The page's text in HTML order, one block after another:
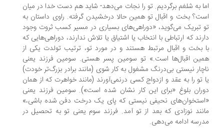
به شلغم برگردیم. تو را نجات می‌دهد- شاید هم دست خدا در میان
بخت و اقبال تو همین حالا درخشیدن گرفته. راوی داستان به
تبریک می‌گوید، «دوراهی‌های بسیاری در مسیر کسب ثروت وجود
که ارتباطی با انتخاب یا اشتیاق یا تلاش ندارند، دوراهی‌هایی که
بخت و اقبال مرتبط هستند و در مورد تو، ترتیب تولدت یکی از
اقبال‌ها است.» تو سومین پسر هستی. سومین فرزند یعنی
نیستی بی‌درنگ مشغول به کار شوی (مانند برادر بزرگ‌تر خودت)
تو را به عقد و ازدواج کسی درنمی‌آورند (مانند خواهرت که از همان
بلوغ «برای این کار نشان شده است»). سومین فرزند یعنی
نحیفی نیستی که پای یک درخت دفن شده باشی،»
نوزادی که بعد از تو آمد. فرزند سوم یعنی تو به تحصیل در
ادامه می‌دهی.